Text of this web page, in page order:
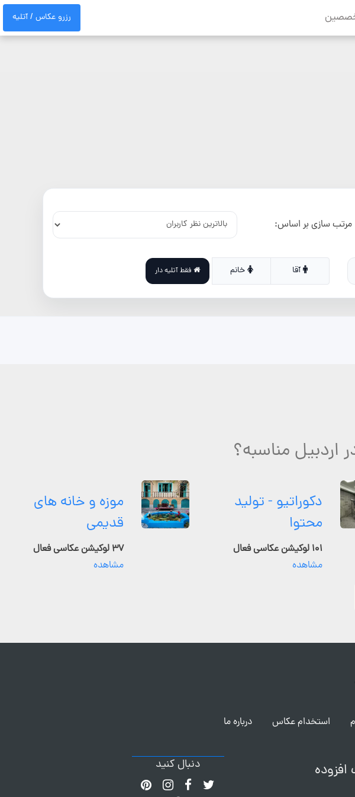
رزرو عکاس / آتلیه
مرتب سازی بر اساس:
آقا خانم فقط آتلیه دار
اردبیل مناسبه؟
دکوراتیو - تولید
محتوا
۱۰۱ لوکیشن عکاسی فعال
مشاهده
موزه و خانه های
قدیمی
۳۷ لوکیشن عکاسی فعال
مشاهده
استخدام عکاس درباره ما
دنبال کنید